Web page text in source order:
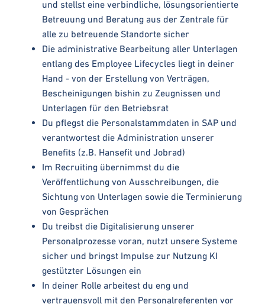
und stellst eine verbindliche, lösungsorientierte
Betreuung und Beratung aus der Zentrale für
alle zu betreuende Standorte sicher
Die administrative Bearbeitung aller Unterlagen
entlang des Employee Lifecycles liegt in deiner
Hand - von der Erstellung von Verträgen,
Bescheinigungen bishin zu Zeugnissen und
Unterlagen für den Betriebsrat
Du pflegst die Personalstammdaten in SAP und
verantwortest die Administration unserer
Benefits (z.B. Hansefit und Jobrad)
Im Recruiting übernimmst du die
Veröffentlichung von Ausschreibungen, die
Sichtung von Unterlagen sowie die Terminierung
von Gesprächen
Du treibst die Digitalisierung unserer
Personalprozesse voran, nutzt unsere Systeme
sicher und bringst Impulse zur Nutzung KI
gestützter Lösungen ein
In deiner Rolle arbeitest du eng und
vertrauensvoll mit den Personalreferenten vor